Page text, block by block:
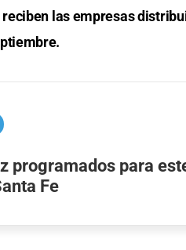
reciben las empresas
programados para
Fe